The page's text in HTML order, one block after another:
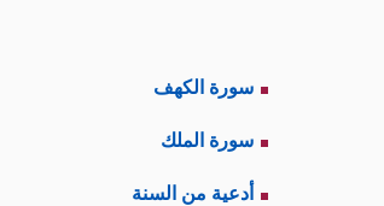
سورة الكهف
سورة الملك
أدعية من السنة